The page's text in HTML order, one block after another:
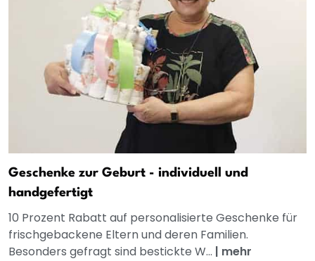
Geschenke zur Geburt - individuell und
handgefertigt
10 Prozent Rabatt auf personalisierte Geschenke für
frischgebackene Eltern und deren Familien.
Besonders gefragt sind bestickte W... | mehr